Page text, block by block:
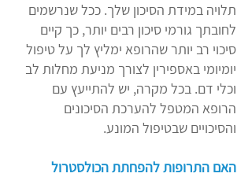
תלויה במידת הסיכון שלך. ככל שנרשמים
לחובתך גורמי סיכון רבים יותר, כך קיים
סיכוי רב יותר שהרופא ימליץ לך על טיפול
יומיומי באספירין לצורך מניעת מחלות לב
וכלי דם. בכל מקרה, יש להתייעץ עם
הרופא המטפל להערכת הסיכונים
והסיכויים שבטיפול המונע.
האם התרופות להפחתת הכולסטרול